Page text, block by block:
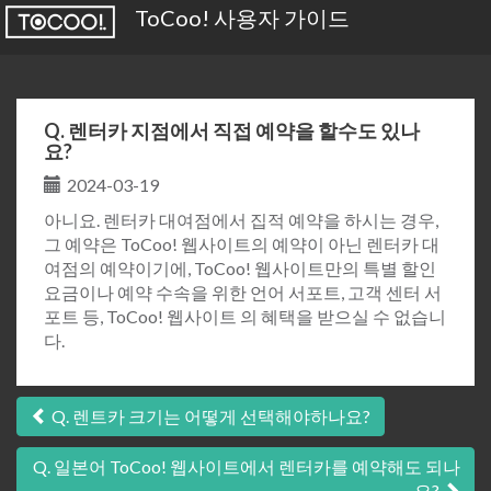
ToCoo! 사용자 가이드
Q. 렌터카 지점에서 직접 예약을 할수도 있나
요?
2024-03-19
아니요. 렌터카 대여점에서 집적 예약을 하시는 경우,
그 예약은 ToCoo! 웹사이트의 예약이 아닌 렌터카 대
여점의 예약이기에, ToCoo! 웹사이트만의 특별 할인
요금이나 예약 수속을 위한 언어 서포트, 고객 센터 서
포트 등, ToCoo! 웹사이트 의 혜택을 받으실 수 없습니
다.
글
탐
Q. 렌트카 크기는 어떻게 선택해야하나요?
Q. 일본어 ToCoo! 웹사이트에서 렌터카를 예약해도 되나